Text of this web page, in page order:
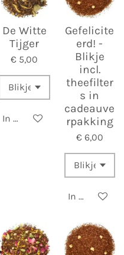
De Witte
Tijger
€ 5,00
In winkelwagen
Gefelicite
erd! -
Blikje
incl.
theefilter
s in
cadeauve
rpakking
€ 6,00
In